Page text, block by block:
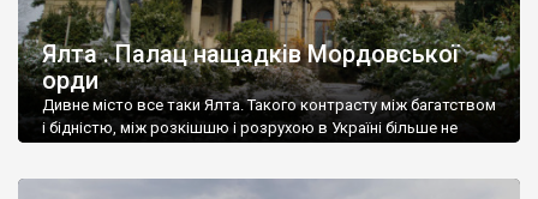
Ялта . Палац нащадків Мордовської
орди
Дивне місто все таки Ялта. Такого контрасту між багатством
і бідністю, між розкішшю і розрухою в Україні більше не